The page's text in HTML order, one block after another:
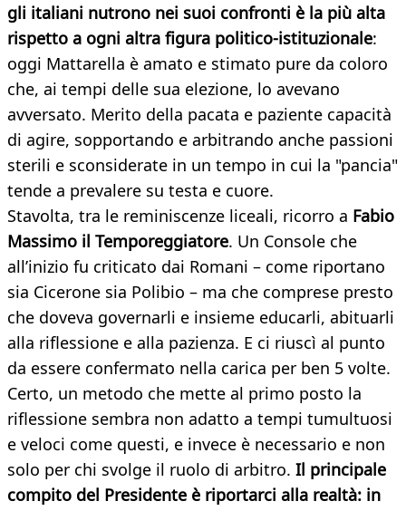
gli italiani nutrono nei suoi confronti è la più alta
rispetto a ogni altra figura politico-istituzionale:
oggi Mattarella è amato e stimato pure da coloro
che, ai tempi delle sua elezione, lo avevano
avversato. Merito della pacata e paziente capacità
di agire, sopportando e arbitrando anche passioni
sterili e sconsiderate in un tempo in cui la "pancia"
tende a prevalere su testa e cuore.
Stavolta, tra le reminiscenze liceali, ricorro a Fabio
Massimo il Temporeggiatore. Un Console che
all’inizio fu criticato dai Romani – come riportano
sia Cicerone sia Polibio – ma che comprese presto
che doveva governarli e insieme educarli, abituarli
alla riflessione e alla pazienza. E ci riuscì al punto
da essere confermato nella carica per ben 5 volte.
Certo, un metodo che mette al primo posto la
riflessione sembra non adatto a tempi tumultuosi
e veloci come questi, e invece è necessario e non
solo per chi svolge il ruolo di arbitro. Il principale
compito del Presidente è riportarci alla realtà: in